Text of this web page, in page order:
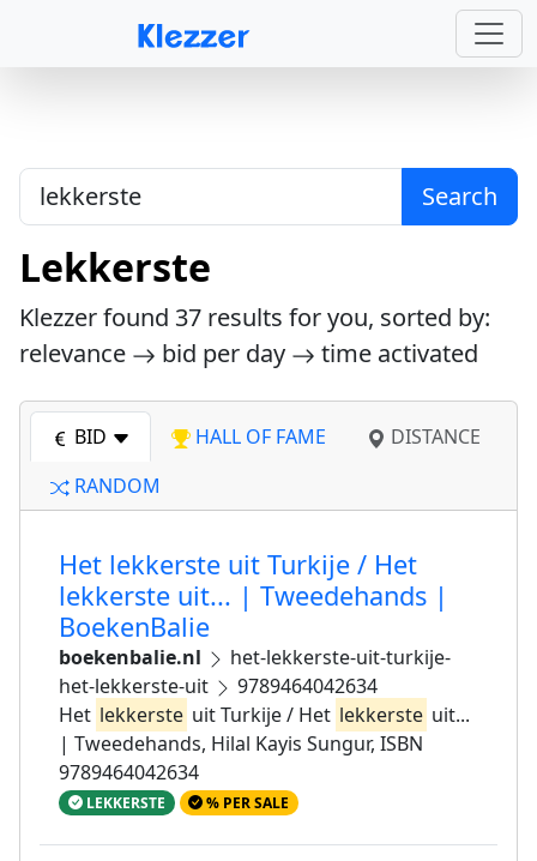
Search
Lekkerste
Klezzer found 37 results for you, sorted by:
relevance
bid per day time activated
BID HALL OF FAME
DISTANCE
RANDOM
Het lekkerste uit Turkije / Het
lekkerste uit... | Tweedehands |
BoekenBalie
boekenbalie.nl
het-lekkerste-uit-turkije-
het-lekkerste-uit
9789464042634
Het lekkerste uit Turkije / Het lekkerste uit...
| Tweedehands, Hilal Kayis Sungur, ISBN
9789464042634
LEKKERSTE % PER SALE